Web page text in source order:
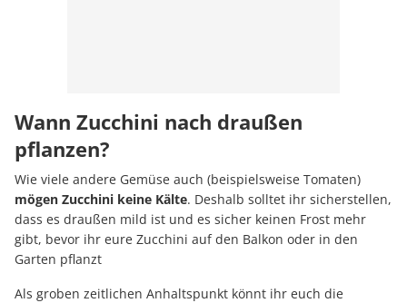
Wann Zucchini nach draußen
pflanzen?
Wie viele andere Gemüse auch (beispielsweise Tomaten)
mögen Zucchini keine Kälte. Deshalb solltet ihr sicherstellen,
dass es draußen mild ist und es sicher keinen Frost mehr
gibt, bevor ihr eure Zucchini auf den Balkon oder in den
Garten pflanzt
Als groben zeitlichen Anhaltspunkt könnt ihr euch die